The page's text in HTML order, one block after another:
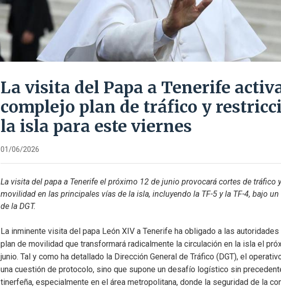
La visita del Papa a Tenerife
complejo plan de tráfico y
la isla para este viernes
01/06/2026
La visita del papa a Tenerife el próximo 12 de junio provocará cortes de tráfico
movilidad en las principales vías de la isla, incluyendo la TF-5 y la TF-4, bajo
de la DGT.
La inminente visita del papa León XIV a Tenerife ha obligado a las
plan de movilidad que transformará radicalmente la circulación en la isla el
junio. Tal y como ha detallado la Dirección General de Tráfico (DGT), el
una cuestión de protocolo, sino que supone un desafío logístico sin
tinerfeña, especialmente en el área metropolitana, donde la seguridad de la